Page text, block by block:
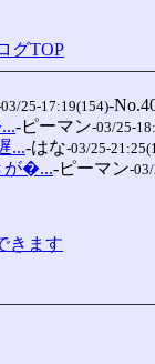
グTOP
25-17:19(154)-
-ピーマン-03/25-
...-はな-03/25-
が�...-ピーマン-
きます